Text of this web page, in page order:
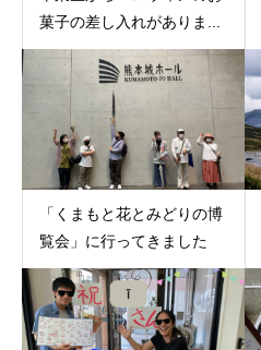
菓子の差し入れがありま...
「くまもと花とみどりの博
覧会」に行ってきました